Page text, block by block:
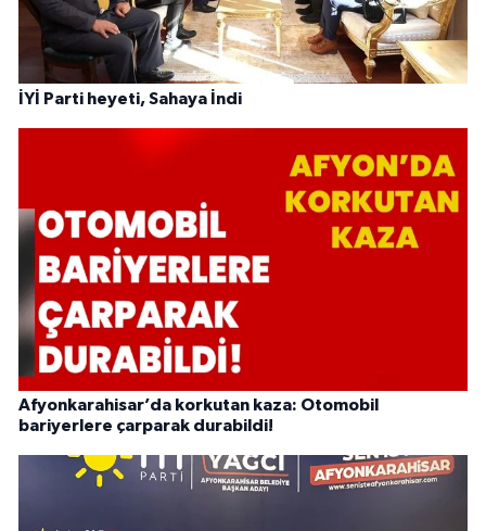
İYİ Parti heyeti, Sahaya İndi
Afyonkarahisar’da korkutan kaza: Otomobil
bariyerlere çarparak durabildi!